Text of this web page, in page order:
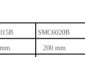
SMC6020B
200 mm